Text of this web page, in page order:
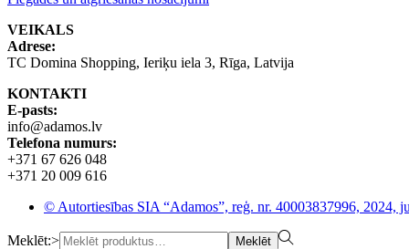
VEIKALS
Adrese:
TC Domina Shopping, Ieriķu iela 3, Rīga, Latvija
KONTAKTI
E-pasts:
info@adamos.lv
Telefona numurs:
+371 67 626 048
+371 20 009 616
© Autortiesības SIA “Adamos”, reģ. nr. 40003837996, 2024,
Meklēt:> Meklēt